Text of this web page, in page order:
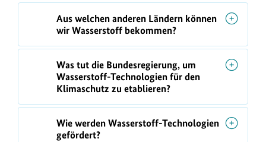
Aus welchen anderen Ländern können
wir Wasserstoff bekommen?
Was tut die Bundesregierung, um
Wasserstoff-Technologien für den
Klimaschutz zu etablieren?
Wie werden Wasserstoff-Technologien
gefördert?